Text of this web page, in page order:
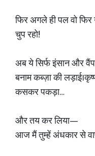
फिर अगले ही पल वो
चुप रहो!
अब ये सिर्फ इंसान और
बनाम कब्ज़ा की
कसकर पकड़ा…
और तय कर लिया—
आज मैं तुम्हें अंधकार से